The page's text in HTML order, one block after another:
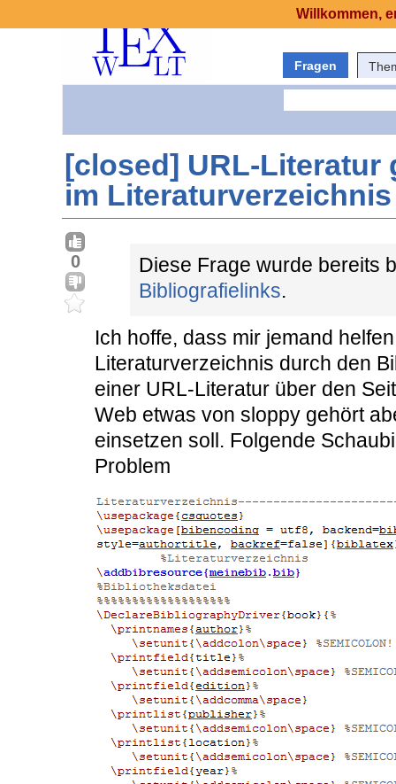
Fragen
[closed] URL-Literatur
im Literaturverzeichnis
0
Diese Frage wurde bereits
Bibliografielinks.
Ich hoffe, dass mir jemand
Literaturverzeichnis durch den
einer URL-Literatur über den
Web etwas von sloppy gehört
einsetzen soll. Folgende
Problem
Willkommen,